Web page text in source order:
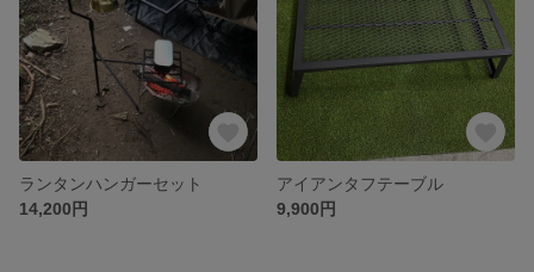
ランタンハンガーセット
14,200円
アイアンタフテーブル
9,900円